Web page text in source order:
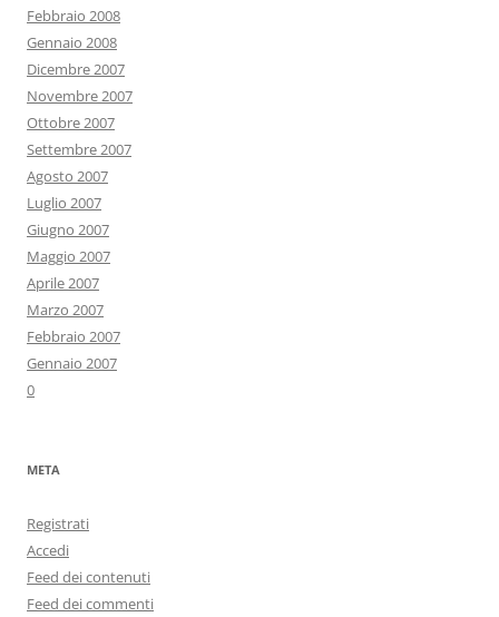
Febbraio 2008
Gennaio 2008
Dicembre 2007
Novembre 2007
Ottobre 2007
Settembre 2007
Agosto 2007
Luglio 2007
Giugno 2007
Maggio 2007
Aprile 2007
Marzo 2007
Febbraio 2007
Gennaio 2007
0
META
Registrati
Accedi
Feed dei contenuti
Feed dei commenti